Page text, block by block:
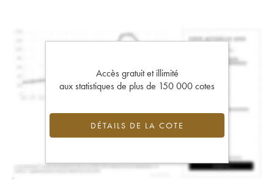
Accès gratuit et illimité
aux statistiques de plus de 150 000 cotes
DÉTAILS DE LA COTE